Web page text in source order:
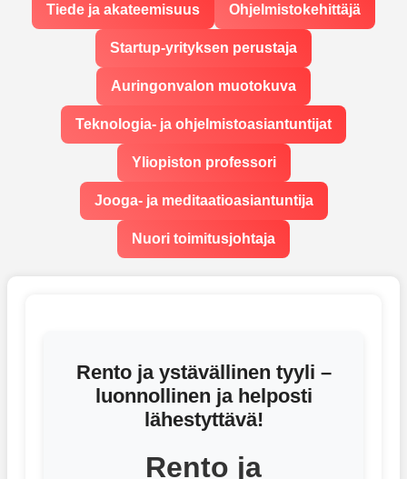
Tiede ja akateemisuus Ohjelmistokehittäjä
Startup-yrityksen perustaja
Auringonvalon muotokuva
Teknologia- ja ohjelmistoasiantuntijat
Yliopiston professori
Jooga- ja meditaatioasiantuntija
Nuori toimitusjohtaja
Rento ja ystävällinen tyyli –
luonnollinen ja helposti
lähestyttävä!
Rento ja